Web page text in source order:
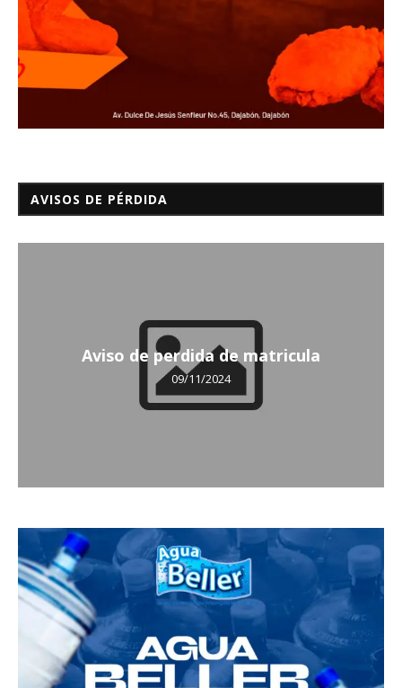
AVISOS DE PÉRDIDA
Aviso de perdida de matricula
09/11/2024